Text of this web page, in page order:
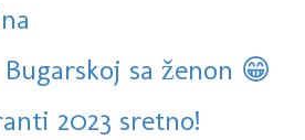
sa ženon 😁
2023 sretno!